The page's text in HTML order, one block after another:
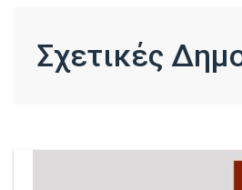
Σχετικές